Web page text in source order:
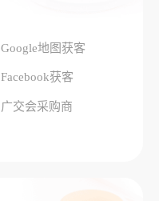
Google地图获客
Facebook获客
广交会采购商